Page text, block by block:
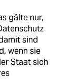
gälte nur,
sind
wenn sie
Staat sich